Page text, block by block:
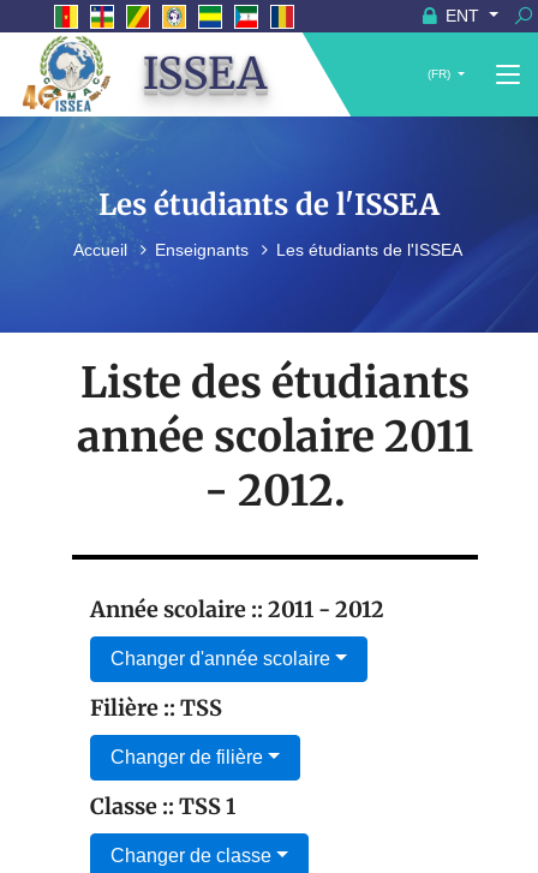
ENT
ISSEA (FR)
Les étudiants de l'ISSEA
Accueil Enseignants Les étudiants de l'ISSEA
Liste des étudiants
année scolaire 2011
- 2012.
Année scolaire :: 2011 - 2012
Changer d'année scolaire
Filière :: TSS
Changer de filière
Classe :: TSS 1
Changer de classe